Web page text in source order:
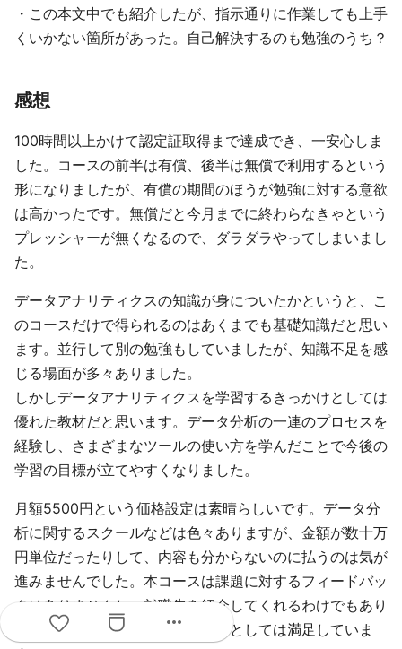
・この本文中でも紹介したが、指示通りに作業しても上手
くいかない箇所があった。自己解決するのも勉強のうち？
感想
100時間以上かけて認定証取得まで達成でき、一安心しま
した。コースの前半は有償、後半は無償で利用するという
形になりましたが、有償の期間のほうが勉強に対する意欲
は高かったです。無償だと今月までに終わらなきゃという
プレッシャーが無くなるので、ダラダラやってしまいまし
た。
データアナリティクスの知識が身についたかというと、こ
のコースだけで得られるのはあくまでも基礎知識だと思い
ます。並行して別の勉強もしていましたが、知識不足を感
じる場面が多々ありました。
しかしデータアナリティクスを学習するきっかけとしては
優れた教材だと思います。データ分析の一連のプロセスを
経験し、さまざまなツールの使い方を学んだことで今後の
学習の目標が立てやすくなりました。
月額5500円という価格設定は素晴らしいです。データ分
析に関するスクールなどは色々ありますが、金額が数十万
円単位だったりして、内容も分からないのに払うのは気が
進みませんでした。本コースは課題に対するフィードバッ
クはありませんし、就職先を紹介してくれるわけでもあり
ませんが、コストパフォーマンスとしては満足していま
more_horiz